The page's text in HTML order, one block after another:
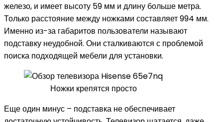
железо, и имеет высоту 59 мм и длину больше метра.
Только расстояние между ножками составляет 994 мм.
Именно из-за габаритов пользователи называют
подставку неудобной. Они сталкиваются с проблемой
поиска подходящей мебели для установки.
Ножки крепятся просто
Еще один минус – подставка не обеспечивает